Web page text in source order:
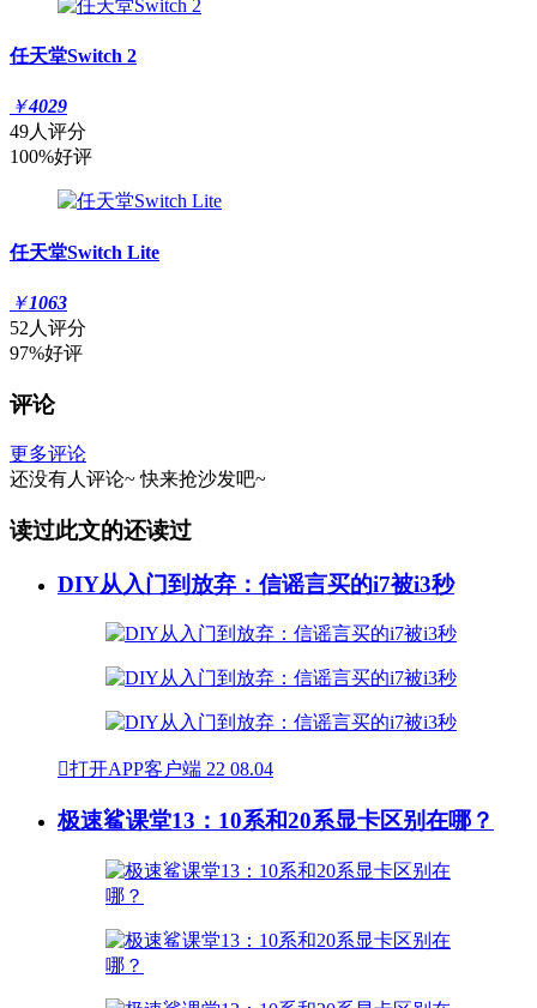
任天堂Switch 2
￥4029
49人评分
100%好评
任天堂Switch Lite
￥1063
52人评分
97%好评
评论
更多评论
还没有人评论~ 快来抢沙发吧~
读过此文的还读过
DIY从入门到放弃：信谣言买的i7被i3秒
打开APP客户端 22 08.04
极速鲨课堂13：10系和20系显卡区别在哪？